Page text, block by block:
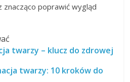
znacząco poprawić wygląd
twarzy – klucz do zdrowej
twarzy: 10 kroków do